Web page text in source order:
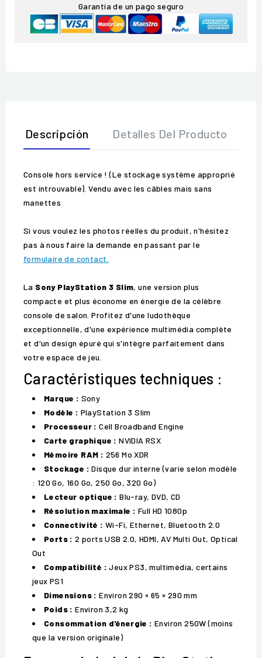
Garantía de un pago seguro
Descripción Detalles Del Producto
Console hors service ! (Le stockage système approprié
est introuvable). Vendu avec les câbles mais sans
manettes
Si vous voulez les photos réelles du produit, n'hésitez
pas à nous faire la demande en passant par le
formulaire de contact.
La Sony PlayStation 3 Slim, une version plus
compacte et plus économe en énergie de la célèbre
console de salon. Profitez d'une ludothèque
exceptionnelle, d'une expérience multimédia complète
et d'un design épuré qui s'intègre parfaitement dans
votre espace de jeu.
Caractéristiques techniques :
Marque : Sony
Modèle : PlayStation 3 Slim
Processeur : Cell Broadband Engine
Carte graphique : NVIDIA RSX
Mémoire RAM : 256 Mo XDR
Stockage : Disque dur interne (varie selon modèle
: 120 Go, 160 Go, 250 Go, 320 Go)
Lecteur optique : Blu-ray, DVD, CD
Résolution maximale : Full HD 1080p
Connectivité : Wi-Fi, Ethernet, Bluetooth 2.0
Ports : 2 ports USB 2.0, HDMI, AV Multi Out, Optical
Out
Compatibilité : Jeux PS3, multimédia, certains
jeux PS1
Dimensions : Environ 290 × 65 × 290 mm
Poids : Environ 3,2 kg
Consommation d'énergie : Environ 250W (moins
que la version originale)